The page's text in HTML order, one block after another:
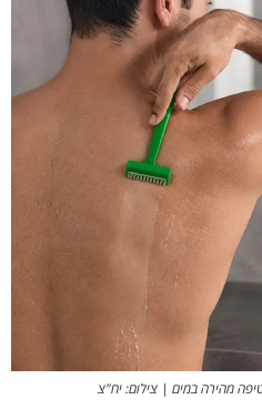
מהירה במים | צילום: יח"צ